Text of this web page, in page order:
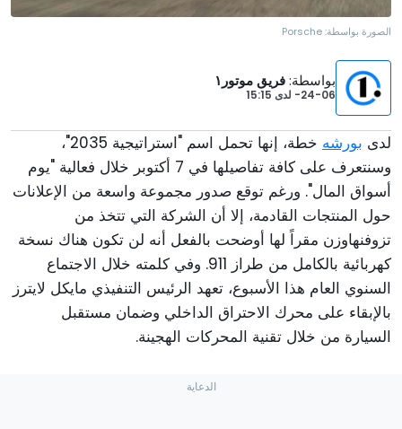
الصورة بواسطة:Porsche
بواسطة:فريق موتور١
24-06- لدى
لدى بورشه
خطة، إنها تحمل اسم "استراتيجية 2035"،
وسنتعرف على كافة تفاصيلها في 7 أكتوبر خلال فعالية "يوم
أسواق المال". ورغم توقع صدور مجموعة واسعة من الإعلانات
حول المنتجات القادمة، إلا أن الشركة التي تتخذ من
تزوفنهاوزن مقراً لها أوضحت بالفعل أنه لن تكون هناك نسخة
كهربائية بالكامل من طراز 911. وفي كلمته خلال الاجتماع
السنوي العام هذا الأسبوع، تعهد الرئيس التنفيذي مايكل لايترز
بالإبقاء على محرك الاحتراق الداخلي وضمان مستقبل
السيارة من خلال تقنية المحركات الهجينة.